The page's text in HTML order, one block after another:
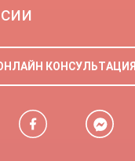
КОНСУЛЬТАЦИЯ